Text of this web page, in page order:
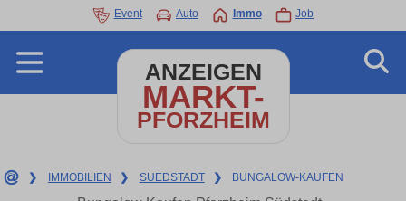
Event Auto Immo Job
ANZEIGEN
MARKT-
PFORZHEIM
❯ IMMOBILIEN ❯ SUEDSTADT ❯ BUNGALOW-KAUFEN